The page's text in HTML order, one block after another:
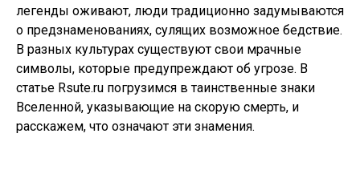
легенды оживают, люди традиционно задумываются
о предзнаменованиях, сулящих возможное бедствие.
В разных культурах существуют свои мрачные
символы, которые предупреждают об угрозе. В
статье Rsute.ru погрузимся в таинственные знаки
Вселенной, указывающие на скорую смерть, и
расскажем, что означают эти знамения.